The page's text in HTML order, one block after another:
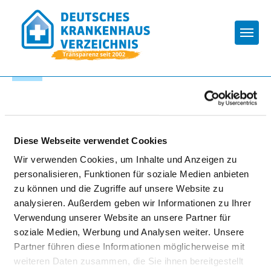
Diese Webseite verwendet Cookies
Wir verwenden Cookies, um Inhalte und Anzeigen zu
personalisieren, Funktionen für soziale Medien anbieten
zu können und die Zugriffe auf unsere Website zu
analysieren. Außerdem geben wir Informationen zu Ihrer
Verwendung unserer Website an unsere Partner für
soziale Medien, Werbung und Analysen weiter. Unsere
Partner führen diese Informationen möglicherweise mit
weiteren Daten zusammen, die Sie ihnen bereitgestellt
Zur Krankenhaus-Startseite
VITALCAMPUS GEESTHACHT -
KRANKENHAUS GEESTHACHT
GMBH